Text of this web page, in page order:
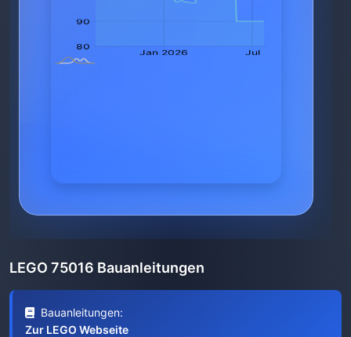
LEGO 75016 Bauanleitungen
Bauanleitungen:
Zur LEGO Webseite